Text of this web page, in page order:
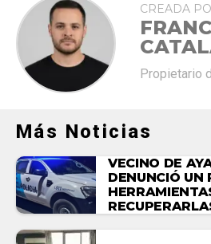
CREADA
Propietario
Más Noticias
VECINO DE
DENUNCIÓ UN